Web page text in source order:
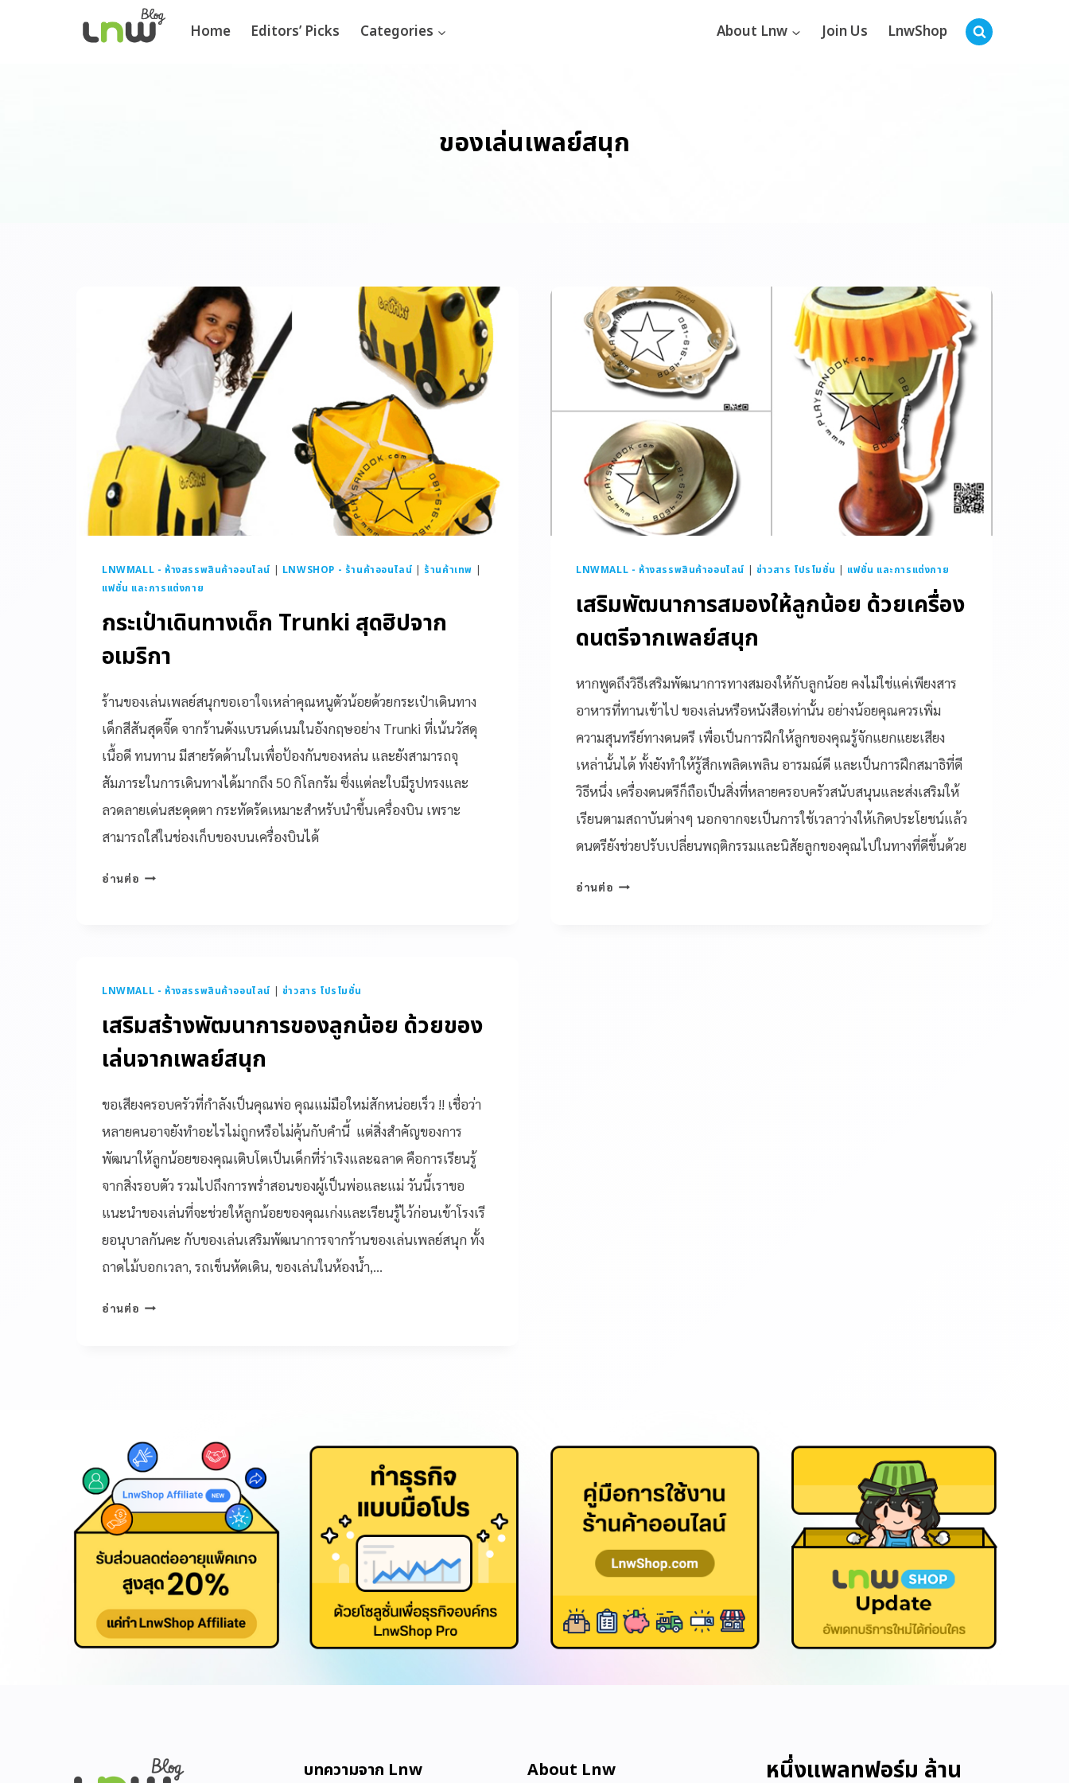
Home Editors’ Picks Categories About Lnw Join Us LnwShop
ของเล่นเพลย์สนุก
LNWMALL - ห้างสรรพสินค้าออนไลน์ | LNWSHOP - ร้านค้าออนไลน์ | ร้านค้าเทพ |
แฟชั่น และการแต่งกาย
กระเป๋าเดินทางเด็ก Trunki สุดฮิปจาก
อเมริกา
ร้านของเล่นเพลย์สนุกขอเอาใจเหล่าคุณหนูตัวน้อยด้วยกระเป๋าเดินทาง
เด็กสีสันสุดจี๊ด จากร้านดังแบรนด์เนมในอังกฤษอย่าง Trunki ที่เน้นวัสดุ
เนื้อดี ทนทาน มีสายรัดด้านในเพื่อป้องกันของหล่น และยังสามารถจุ
สัมภาระในการเดินทางได้มากถึง 50 กิโลกรัม ซึ่งแต่ละใบมีรูปทรงและ
ลวดลายเด่นสะดุดตา กระทัดรัดเหมาะสำหรับนำขึ้นเครื่องบิน เพราะ
สามารถใส่ในช่องเก็บของบนเครื่องบินได้
อ่านต่อ
LNWMALL - ห้างสรรพสินค้าออนไลน์ | ข่าวสาร โปรโมชั่น | แฟชั่น และการแต่งกาย
เสริมพัฒนาการสมองให้ลูกน้อย ด้วยเครื่อง
ดนตรีจากเพลย์สนุก
หากพูดถึงวิธีเสริมพัฒนาการทางสมองให้กับลูกน้อย คงไม่ใช่แค่เพียงสาร
อาหารที่ทานเข้าไป ของเล่นหรือหนังสือเท่านั้น อย่างน้อยคุณควรเพิ่ม
ความสุนทรีย์ทางดนตรี เพื่อเป็นการฝึกให้ลูกของคุณรู้จักแยกแยะเสียง
เหล่านั้นได้ ทั้งยังทำให้รู้สึกเพลิดเพลิน อารมณ์ดี และเป็นการฝึกสมาธิที่ดี
วิธีหนึ่ง เครื่องดนตรีก็ถือเป็นสิ่งที่หลายครอบครัวสนับสนุนและส่งเสริมให้
เรียนตามสถาบันต่างๆ นอกจากจะเป็นการใช้เวลาว่างให้เกิดประโยชน์แล้ว
ดนตรียังช่วยปรับเปลี่ยนพฤติกรรมและนิสัยลูกของคุณไปในทางที่ดีขึ้นด้วย
อ่านต่อ
LNWMALL - ห้างสรรพสินค้าออนไลน์ | ข่าวสาร โปรโมชั่น
เสริมสร้างพัฒนาการของลูกน้อย ด้วยของ
เล่นจากเพลย์สนุก
ขอเสียงครอบครัวที่กำลังเป็นคุณพ่อ คุณแม่มือใหม่สักหน่อยเร็ว !! เชื่อว่า
หลายคนอาจยังทำอะไรไม่ถูกหรือไม่คุ้นกับคำนี้ แต่สิ่งสำคัญของการ
พัฒนาให้ลูกน้อยของคุณเติบโตเป็นเด็กที่ร่าเริงและฉลาด คือการเรียนรู้
จากสิ่งรอบตัว รวมไปถึงการพร่ำสอนของผู้เป็นพ่อและแม่ วันนี้เราขอ
แนะนำของเล่นที่จะช่วยให้ลูกน้อยของคุณเก่งและเรียนรู้ไว้ก่อนเข้าโรงเรี
ยอนุบาลกันคะ กับของเล่นเสริมพัฒนาการจากร้านของเล่นเพลย์สนุก ทั้ง
ถาดไม้บอกเวลา, รถเข็นหัดเดิน, ของเล่นในห้องน้ำ,…
อ่านต่อ
บทความจาก Lnw About Lnw​
หนึ่งแพลทฟอร์ม ล้าน